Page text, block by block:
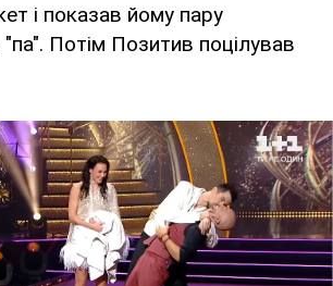
і показав йому пару
Потім Позитив поцілував